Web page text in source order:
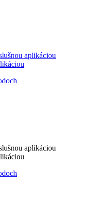
aplikáciou
aplikáciou